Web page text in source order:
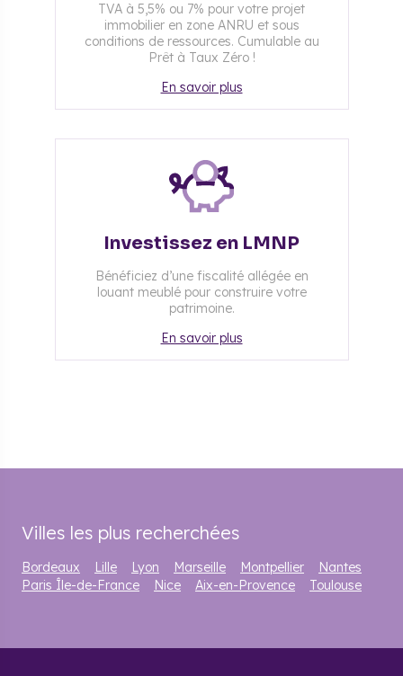
TVA à 5,5% ou 7% pour votre projet
immobilier en zone ANRU et sous
conditions de ressources. Cumulable au
Prêt à Taux Zéro !
En savoir plus
Investissez en LMNP
Bénéficiez d’une fiscalité allégée en
louant meublé pour construire votre
patrimoine.
En savoir plus
Villes les plus recherchées
Bordeaux Lille Lyon Marseille Montpellier
Nantes
Paris Île-de-France
Nice Aix-en-Provence Toulouse